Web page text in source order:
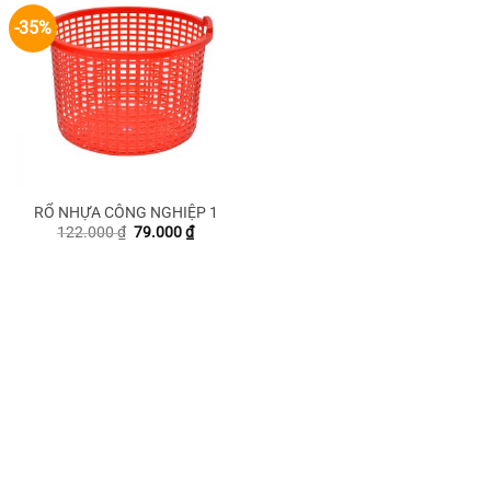
-35%
RỔ NHỰA CÔNG NGHIỆP 1
122.000₫ Giá
79.000₫Giá
hiện